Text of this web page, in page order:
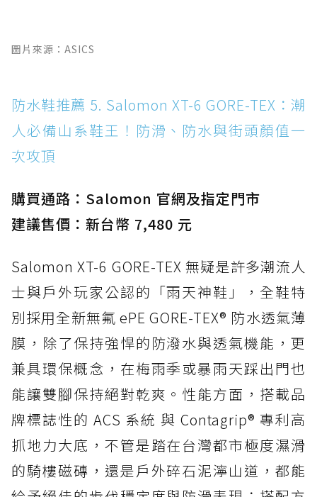
圖片來源：ASICS
防水鞋推薦 5. Salomon XT-6 GORE-TEX：潮
人必備山系鞋王！防滑、防水與街頭顏值一
次攻頂
購買通路：Salomon 官網及指定門市
建議售價：新台幣 7,480 元
Salomon XT-6 GORE-TEX 無疑是許多潮流人
士與戶外玩家公認的「雨天神鞋」，全鞋特
別採用全新無氟 ePE GORE-TEX® 防水透氣薄
膜，除了保持強悍的防潑水與透氣機能，更
兼具環保概念，在梅雨季或暴雨天踩出門也
能讓雙腳保持絕對乾爽。性能方面，搭載品
牌標誌性的 ACS 系統 與 Contagrip® 專利高
抓地力大底，不管是踏在台灣都市極度濕滑
的騎樓磁磚，還是戶外碎石泥濘山道，都能